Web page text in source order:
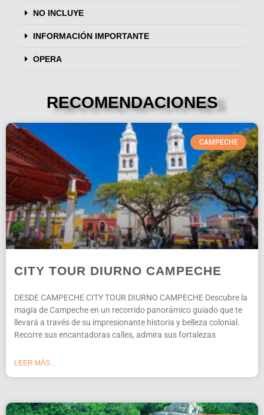
NO INCLUYE
INFORMACIÓN IMPORTANTE
OPERA
RECOMENDACIONES
CAMPECHE
CITY TOUR DIURNO CAMPECHE
DESDE CAMPECHE CITY TOUR DIURNO CAMPECHE Descubre la
magia de Campeche en un recorrido panorámico guiado que te
llevará a través de su impresionante historia y belleza colonial.
Recorre sus encantadoras calles, admira sus fortalezas
LEER MÁS...